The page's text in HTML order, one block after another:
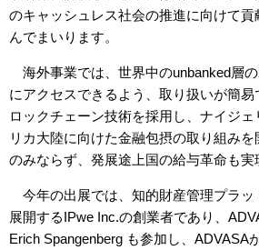
のキャッシュレス社会の推進に向けて貢
んでまいります。
海外事業では、世界中のunbanked層
にアクセスできるよう、取り扱いが簡
ロックチェーン技術を採用し、ナイジ
リカ大陸に向けた金融包摂の取り組みを
のみならず、発展途上国の給与革命も実
今年の出展では、知的財産管理プラッ
展開するIPwe Inc.の創業者であり、
Erich Spangenberg も参加し、ADVASA